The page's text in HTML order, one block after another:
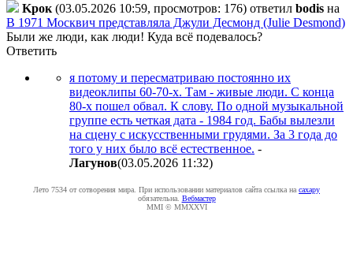
Kpoк (03.05.2026 10:59, просмотров: 176) ответил bodis на
В 1971 Москвич представляла Джули Десмонд (Julie Desmond)
Были же люди, как люди! Куда всё подевалось?
Ответить
я потому и пересматриваю постоянно их
видеоклипы 60-70-х. Там - живые люди. С конца
80-х пошел обвал. К слову. По одной музыкальной
группе есть четкая дата - 1984 год. Бабы вылезли
на сцену с искусственными грудями. За 3 года до
того у них было всё естественное. -
Лaгyнoв(03.05.2026 11:32)
Лето 7534 от сотворения мира. При использовании материалов сайта ссылка на caxapу
обязательна. Вебмастер
MMI © MMXXVI